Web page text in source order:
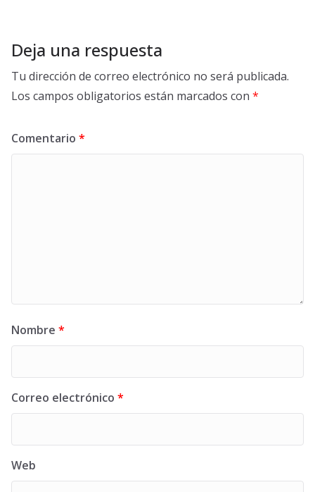
Deja una respuesta
Tu dirección de correo electrónico no será publicada.
Los campos obligatorios están marcados con *
Comentario *
Nombre *
Correo electrónico *
Web